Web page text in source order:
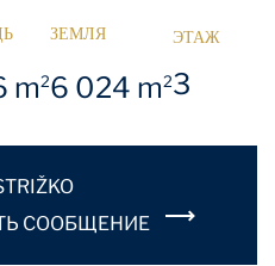
m2
ЗЕМЛЯ
6 024 m2
ЭТАЖ
3
СООБЩЕНИЕ